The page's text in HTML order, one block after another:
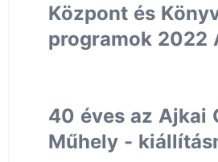
Központ és
programok 2022
40 éves az Ajkai
Műhely -